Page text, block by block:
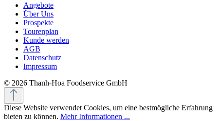
Angebote
Über Uns
Prospekte
Tourenplan
Kunde werden
AGB
Datenschutz
Impressum
© 2026 Thanh-Hoa Foodservice GmbH
Diese Website verwendet Cookies, um eine bestmögliche Erfahrung
bieten zu können. Mehr Informationen ...